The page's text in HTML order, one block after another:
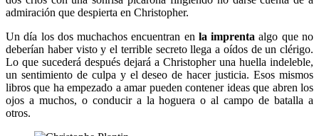
admiración que despierta en Christopher.
Un día los dos muchachos encuentran en la imprenta algo que no
deberían haber visto y el terrible secreto llega a oídos de un clérigo.
Lo que sucederá después dejará a Christopher una huella indeleble,
un sentimiento de culpa y el deseo de hacer justicia. Esos mismos
libros que ha empezado a amar pueden contener ideas que abren los
ojos a muchos, o conducir a la hoguera o al campo de batalla a
otros.